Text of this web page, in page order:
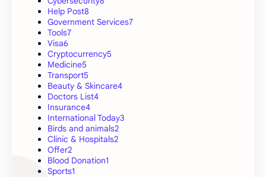
Help Post8
Government Services7
Tools7
Visa6
Cryptocurrency5
Medicine5
Transport5
Beauty & Skincare4
Doctors List4
Insurance4
International Today3
Birds and animals2
Clinic & Hospitals2
Offer2
Blood Donation1
Sports1